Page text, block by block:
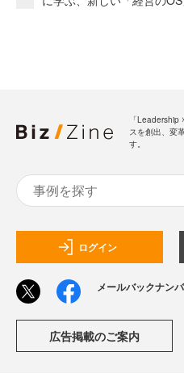
「
スを創出、変
す。
ログイン
メールバックナン
広告掲載のご案内